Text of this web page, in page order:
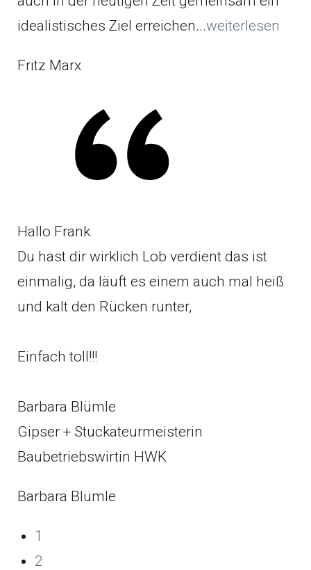
idealistisches Ziel erreichen...weiterlesen
Fritz Marx
Hallo Frank
Du hast dir wirklich Lob verdient das ist
einmalig, da läuft es einem auch mal heiß
und kalt den Rücken runter,
Einfach toll!!!
Barbara Blümle
Gipser + Stuckateurmeisterin
Baubetriebswirtin HWK
Barbara Blümle
1
2